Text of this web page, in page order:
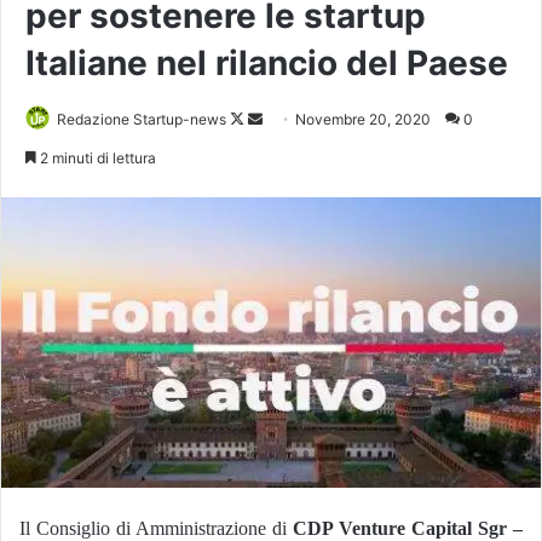
per sostenere le startup
Italiane nel rilancio del Paese
Redazione Startup-news
Follow
Invia Novembre 20, 2020 0
2 minuti di lettura
Il Consiglio di Amministrazione di CDP Venture Capital Sgr –